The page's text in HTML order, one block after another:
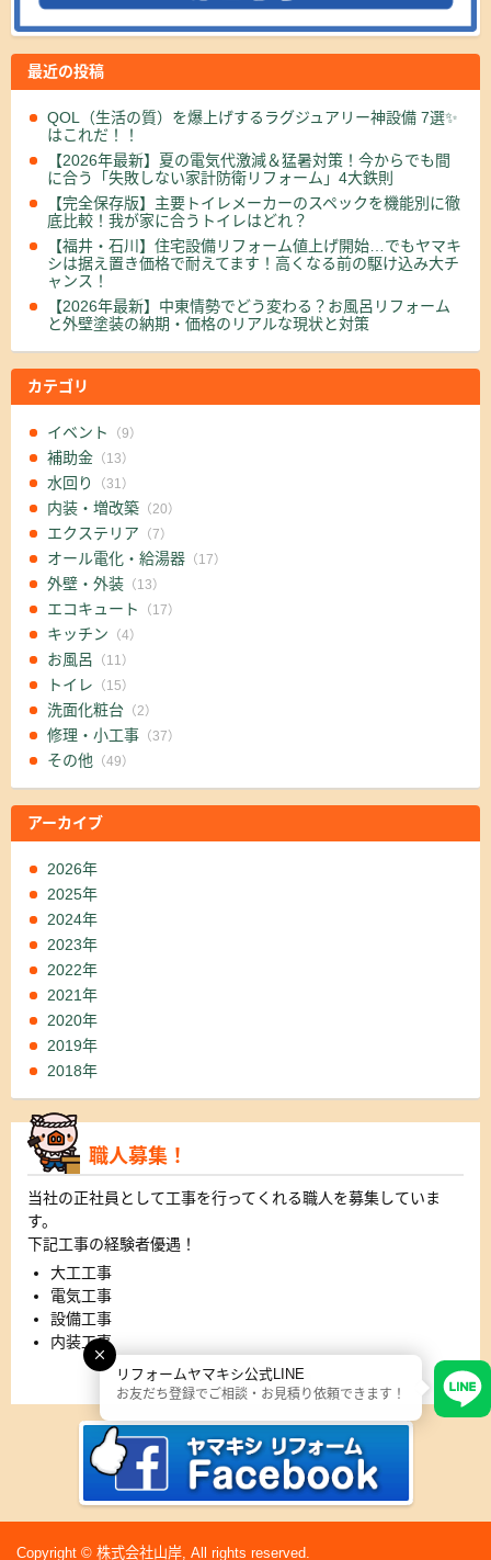
最近の投稿
QOL（生活の質）を爆上げするラグジュアリー神設備 7選✨
はこれだ！！
【2026年最新】夏の電気代激減＆猛暑対策！今からでも間
に合う「失敗しない家計防衛リフォーム」4大鉄則
【完全保存版】主要トイレメーカーのスペックを機能別に徹
底比較！我が家に合うトイレはどれ？
【福井・石川】住宅設備リフォーム値上げ開始…でもヤマキ
シは据え置き価格で耐えてます！高くなる前の駆け込み大チ
ャンス！
【2026年最新】中東情勢でどう変わる？お風呂リフォーム
と外壁塗装の納期・価格のリアルな現状と対策
カテゴリ
イベント （9）
補助金（13）
水回り （31）
内装・増改築（20）
エクステリア （7）
オール電化・給湯器（17）
外壁・外装（13）
エコキュート （17）
キッチン （4）
お風呂 （11）
トイレ （15）
洗面化粧台（2）
修理・小工事（37）
その他 （49）
アーカイブ
2026年
2025年
2024年
2023年
2022年
2021年
2020年
2019年
2018年
職人募集！
当社の正社員として工事を行ってくれる職人を募集していま
す。
下記工事の経験者優遇！
大工工事
電気工事
設備工事
内装工事
詳細はこちら
Copyright © 株式会社山岸, All rights reserved.
リフォームヤマキシ公式LINE
お友だち登録でご相談・お見積り依頼できます！